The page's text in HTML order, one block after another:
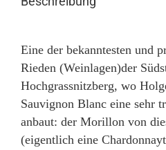
Eine der bekanntesten und
Rieden (Weinlagen)der
Hochgrassnitzberg, wo
Sauvignon Blanc eine sehr
anbaut: der Morillon von
(eigentlich eine